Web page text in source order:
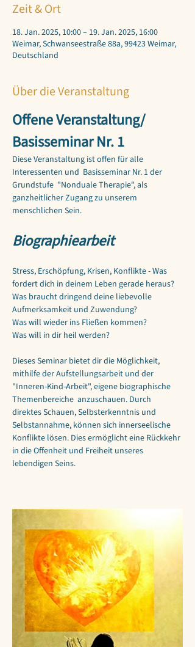
Zeit & Ort
18. Jan. 2025, 10:00 – 19. Jan. 2025, 16:00
Weimar, Schwanseestraße 88a, 99423 Weimar,
Deutschland
Über die Veranstaltung
Offene Veranstaltung/
Basisseminar Nr. 1
Diese Veranstaltung ist offen für alle
Interessenten und  Basisseminar Nr. 1 der
Grundstufe  "Nonduale Therapie", als
ganzheitlicher Zugang zu unserem
menschlichen Sein.
Biographiearbeit
Stress, Erschöpfung, Krisen, Konflikte - Was
fordert dich in deinem Leben gerade heraus?
Was braucht dringend deine liebevolle
Aufmerksamkeit und Zuwendung?
Was will wieder ins Fließen kommen?
Was will in dir heil werden?
Dieses Seminar bietet dir die Möglichkeit,
mithilfe der Aufstellungsarbeit und der
"Inneren-Kind-Arbeit", eigene biographische
Themenbereiche  anzuschauen. Durch
direktes Schauen, Selbsterkenntnis und
Selbstannahme, können sich innerseelische
Konflikte lösen. Dies ermöglicht eine Rückkehr
in die Offenheit und Freiheit unseres
lebendigen Seins.